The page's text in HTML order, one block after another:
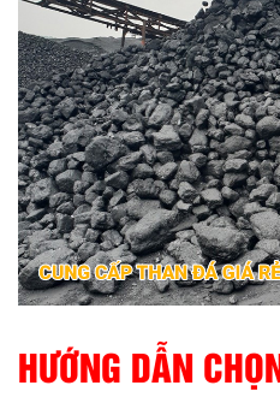
HƯỚNG DẪN